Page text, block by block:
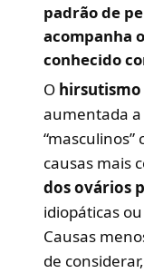
padrão de
acompanha
conhecido
O hirsutismo
aumentada
causas mais
dos ovários
idiopáticas
Causas
de